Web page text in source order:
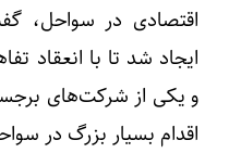
اقتصادی در سواحل،
ایجاد شد تا با انعقاد
و یکی از شرکت‌های
اقدام بسیار بزرگ در